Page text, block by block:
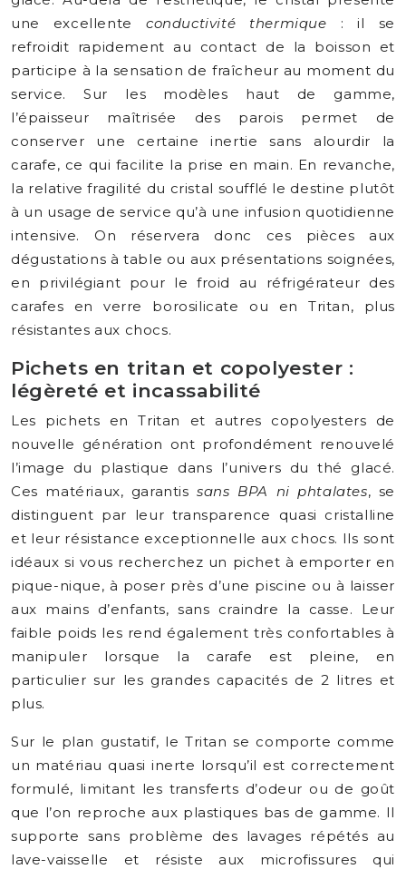
une excellente conductivité thermique : il se
refroidit rapidement au contact de la boisson et
participe à la sensation de fraîcheur au moment du
service. Sur les modèles haut de gamme,
l’épaisseur maîtrisée des parois permet de
conserver une certaine inertie sans alourdir la
carafe, ce qui facilite la prise en main. En revanche,
la relative fragilité du cristal soufflé le destine plutôt
à un usage de service qu’à une infusion quotidienne
intensive. On réservera donc ces pièces aux
dégustations à table ou aux présentations soignées,
en privilégiant pour le froid au réfrigérateur des
carafes en verre borosilicate ou en Tritan, plus
résistantes aux chocs.
Pichets en tritan et copolyester :
légèreté et incassabilité
Les pichets en Tritan et autres copolyesters de
nouvelle génération ont profondément renouvelé
l’image du plastique dans l’univers du thé glacé.
Ces matériaux, garantissans BPA ni phtalates, se
distinguent par leur transparence quasi cristalline
et leur résistance exceptionnelle aux chocs. Ils sont
idéaux si vous recherchez un pichet à emporter en
pique-nique, à poser près d’une piscine ou à laisser
aux mains d’enfants, sans craindre la casse. Leur
faible poids les rend également très confortables à
manipuler lorsque la carafe est pleine, en
particulier sur les grandes capacités de 2 litres et
plus.
Sur le plan gustatif, le Tritan se comporte comme
un matériau quasi inerte lorsqu’il est correctement
formulé, limitant les transferts d’odeur ou de goût
que l’on reproche aux plastiques bas de gamme. Il
supporte sans problème des lavages répétés au
lave-vaisselle et résiste aux microfissures qui